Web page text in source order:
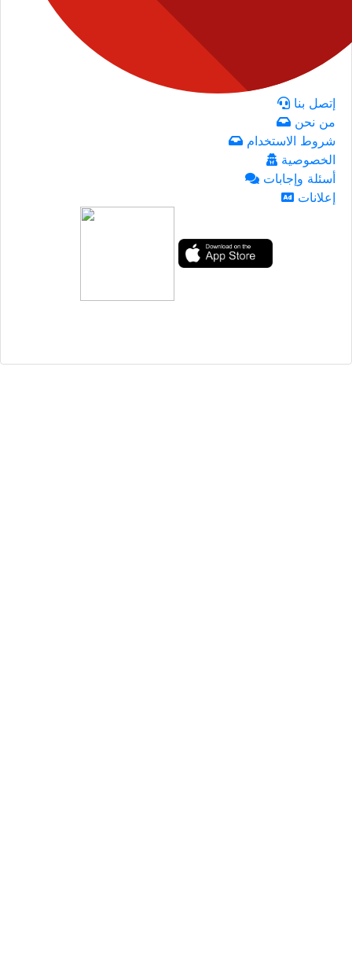
إتصل بنا
من نحن
شروط الاستخدام
الخصوصية
أسئلة وإجابات
إعلانات